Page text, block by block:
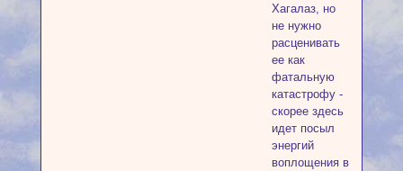
Хагалаз, но
не нужно
расценивать
ее как
фатальную
катастрофу -
скорее здесь
идет посыл
энергий
воплощения в